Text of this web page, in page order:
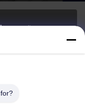
วัดซานเฮ